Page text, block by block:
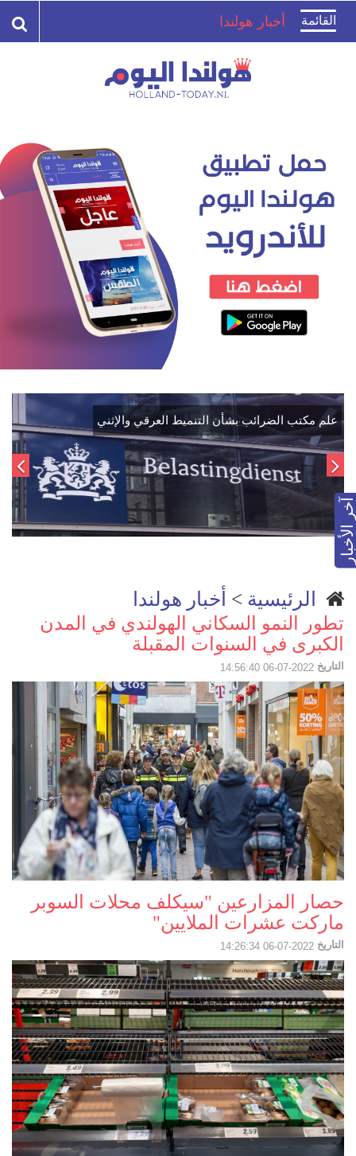
Toggle
navigation
القائمة أخبار هولندا
آخر الأخبار
Metoo: تقارير عن التحرش الجنسي في العمل
الرئيسية > أخبار هولندا
تطور النمو السكاني الهولندي في المدن
الكبرى في السنوات المقبلة
التاريخ
حصار المزارعين "سيكلف محلات السوبر
ماركت عشرات الملايين"
التاريخ